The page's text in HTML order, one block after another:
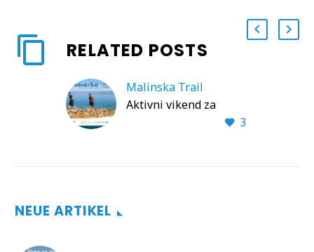
RELATED POSTS
Malinska Trail
Aktivni vikend za
sportaše i cijelu obitelj
3
NEUE ARTIKEL